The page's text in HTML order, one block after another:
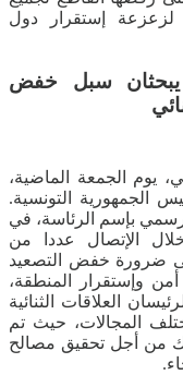
لزعزعة إستقرار دول
سبل خفض
يوم الجمعة الماضية،
الجمهورية التونسية.
بإسم الرئاسة، في
الإتصال عددا من
على ضرورة خفض التصعيد
أمن وإستقرار المنطقة،
العلاقات الثنائية
المجالات، حيث تم
من أجل تحقيق مصالح